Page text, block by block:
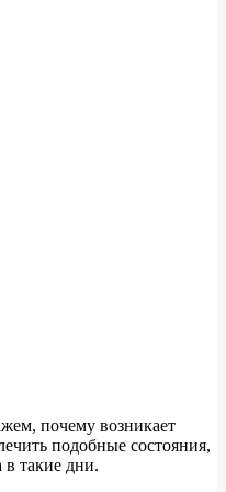
почему возникает
подобные состояния,
такие дни.